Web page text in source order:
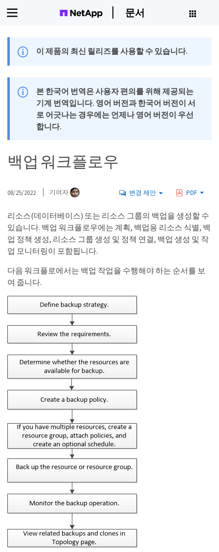
문서
이 제품의 최신 릴리즈를 사용할 수 있습니다.
본 한국어 번역은 사용자 편의를 위해 제공되는
기계 번역입니다. 영어 버전과 한국어 버전이 서
로 어긋나는 경우에는 언제나 영어 버전이 우선
합니다.
백업 워크플로우
08/25/2022 기여자 변경 제안 PDF
리소스(데이터베이스) 또는 리소스 그룹의 백업을 생성할 수
있습니다. 백업 워크플로우에는 계획, 백업용 리소스 식별, 백
업 정책 생성, 리소스 그룹 생성 및 정책 연결, 백업 생성 및 작
업 모니터링이 포함됩니다.
다음 워크플로에서는 백업 작업을 수행해야 하는 순서를 보
여 줍니다.